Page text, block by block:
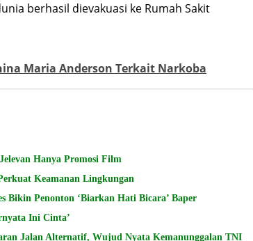
berhasil dievakuasi ke Rumah Sakit
Maria Anderson Terkait Narkoba
Hanya Promosi Film
Keamanan Lingkungan
Bikin Penonton ‘Biarkan Hati Bicara’ Baper
Ini Cinta’
Jalan Alternatif, Wujud Nyata Kemanunggalan TNI